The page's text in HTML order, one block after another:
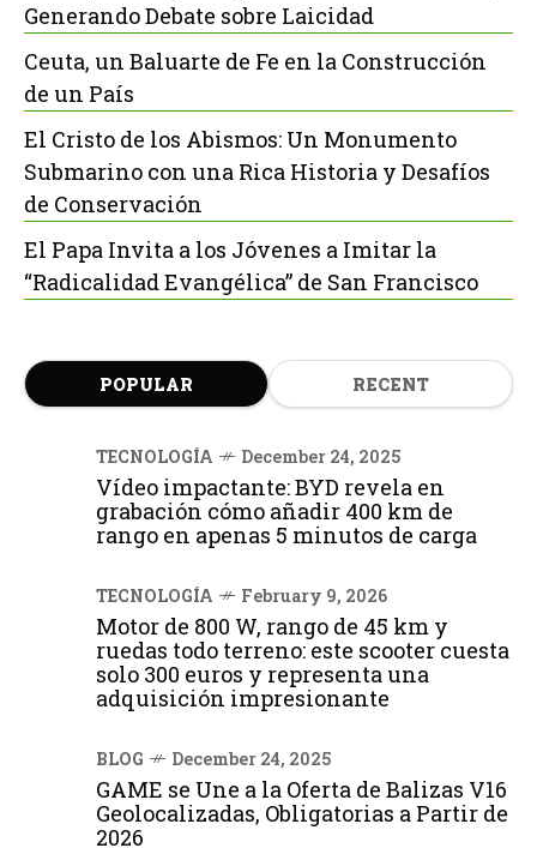
Generando Debate sobre Laicidad
Ceuta, un Baluarte de Fe en la Construcción
de un País
El Cristo de los Abismos: Un Monumento
Submarino con una Rica Historia y Desafíos
de Conservación
El Papa Invita a los Jóvenes a Imitar la
“Radicalidad Evangélica” de San Francisco
POPULAR RECENT
TECNOLOGÍA December 24, 2025
Vídeo impactante: BYD revela en
grabación cómo añadir 400 km de
rango en apenas 5 minutos de carga
TECNOLOGÍA February 9, 2026
Motor de 800 W, rango de 45 km y
ruedas todo terreno: este scooter cuesta
solo 300 euros y representa una
adquisición impresionante
BLOG December 24, 2025
GAME se Une a la Oferta de Balizas V16
Geolocalizadas, Obligatorias a Partir de
2026